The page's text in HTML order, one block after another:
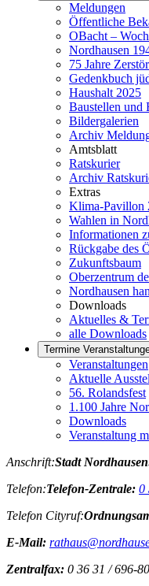
Meldungen
Öffentliche
OBacht –
Nordhausen
75 Jahre
Gedenkbuch
Haushalt 2025
Baustellen und
Bildergalerien
Archiv
Amtsblatt
Ratskurier
Archiv
Extras
Klima-Pavillon
Wahlen in
Informationen
Rückgabe des
Zukunftsbaum
Oberzentrum
Nordhausen
Downloads
Aktuelles &
alle Downloads
Termine
Veranstaltungen
Aktuelle
56. Rolandsfest
1.100 Jahre
Downloads
Veranstaltung
Anschrift:Stadt
Telefon:Telefon-Zentrale: 0
Telefon Cityruf:
E-Mail:
Zentralfax: 0 36 31 / 696-